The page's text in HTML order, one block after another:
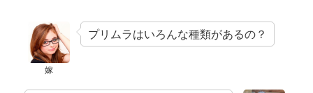
嫁
プリムラはいろんな種類があるの？